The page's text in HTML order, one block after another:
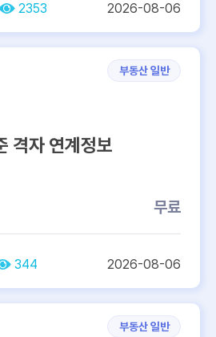
2353 2026-08-06
부동산 일반
격자 연계정보
무료
344 2026-08-06
부동산 일반